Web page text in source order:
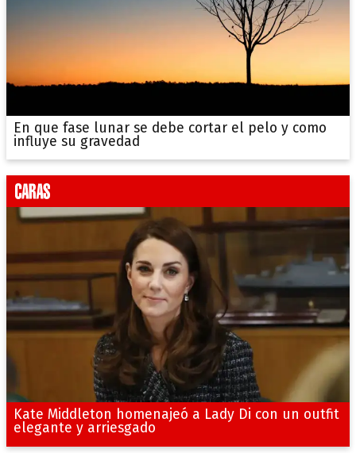
En que fase lunar se debe cortar el pelo y como
influye su gravedad
Kate Middleton homenajeó a Lady Di con un outfit
elegante y arriesgado